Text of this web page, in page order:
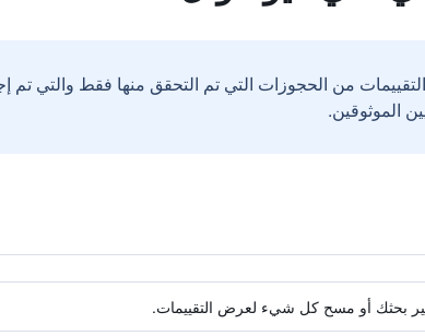
من الحجوزات التي تم التحقق منها فقط والتي تم
بحثك أو مسح كل شيء لعرض التقييمات.